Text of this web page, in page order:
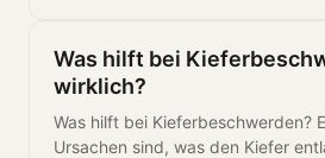
Was hilft bei
wirklich?
Was hilft bei Kieferbeschwerden?
Ursachen sind, was den Kiefer